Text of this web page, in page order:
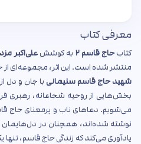
معرفی کتاب
کتابحاج قاسم ۲ به کوششعلی‌اکبر
منتشر شده است. این اثر، مجموعه‌ای از
شهید حاج قاسم سلیمانی با جان و دل
بخش‌هایی از روحیه شجاعانه، رهبری
می‌شویم. دعاهای ناب و پرمعنای حاج
نوشته شده‌اند، همچنان در دل‌هایمان
یادآوری می‌کند که زندگی حاج قاسم،